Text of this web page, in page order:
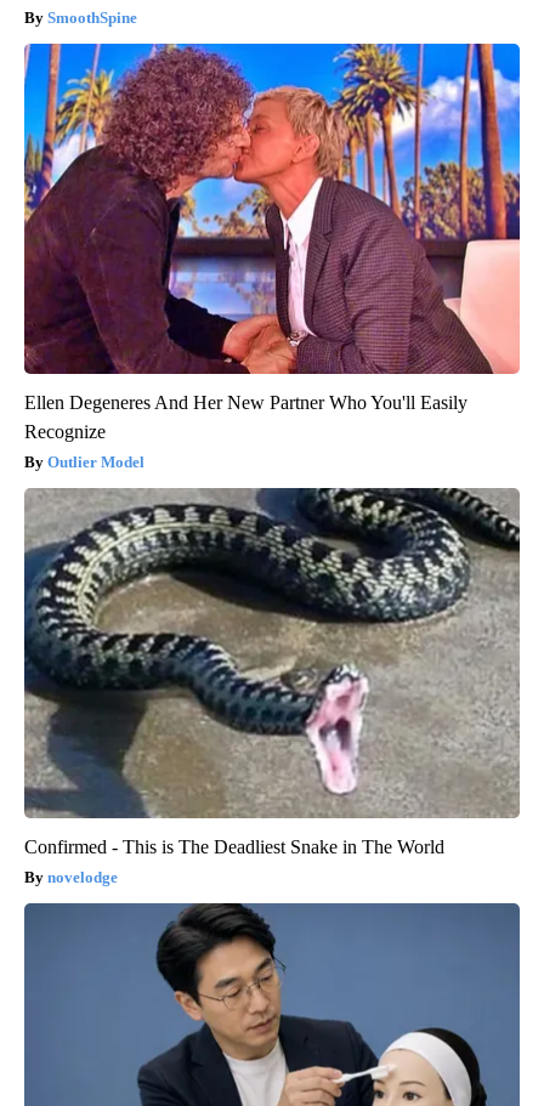
SmoothSpine
Ellen Degeneres And Her New Partner Who You'll Easily
Recognize
Outlier Model
Confirmed - This is The Deadliest Snake in The World
novelodge